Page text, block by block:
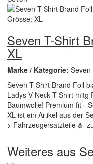
Seven T-Shirt
XL
Marke / Kategorie: Seven
Seven T-Shirt Brand Foil
Ladys V-Neck T-Shirt mitg
Baumwolle! Premium fit -
XL ist ein Artikel aus der
> Fahrzeugersatzteile & -
Weiteres aus